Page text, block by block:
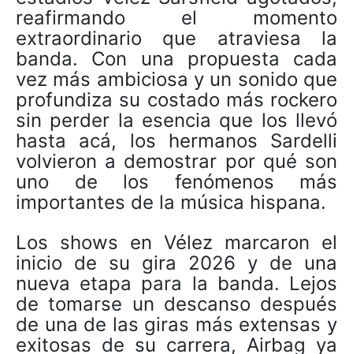
reafirmando el momento
extraordinario que atraviesa la
banda. Con una propuesta cada
vez más ambiciosa y un sonido que
profundiza su costado más rockero
sin perder la esencia que los llevó
hasta acá, los hermanos Sardelli
volvieron a demostrar por qué son
uno de los fenómenos más
importantes de la música hispana.
Los shows en Vélez marcaron el
inicio de su gira 2026 y de una
nueva etapa para la banda. Lejos
de tomarse un descanso después
de una de las giras más extensas y
exitosas de su carrera, Airbag ya